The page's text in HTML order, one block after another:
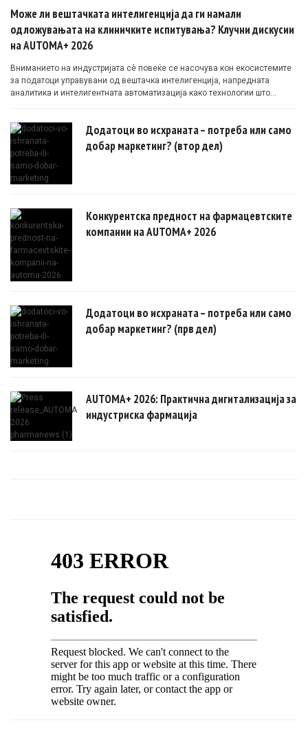
Може ли вештачката интелигенција да ги намали
одложувањата на клиничките испитувања? Клучни дискусии
на AUTOMA+ 2026
Вниманието на индустријата сè повеќе се насочува кон екосистемите
за податоци управувани од вештачка интелигенција, напредната
аналитика и интелигентната автоматизација како технологии што
Додатоци во исхраната – потреба или само
добар маркетинг? (втор дел)
Конкурентска предност на фармацевтските
компании на AUTOMA+ 2026
Додатоци во исхраната – потреба или само
добар маркетинг? (прв дел)
AUTOMA+ 2026: Практична дигитализација за
индустриска фармација